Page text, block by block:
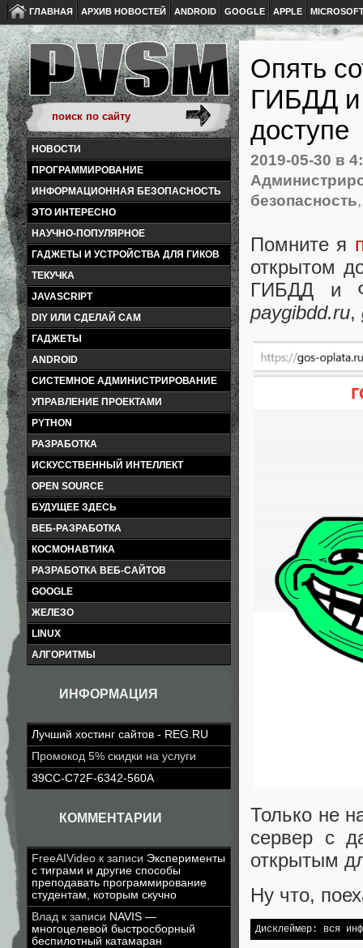
ГЛАВНАЯ АРХИВ НОВОСТЕЙ ANDROID GOOGLE APPLE
НОВОСТИ
ПРОГРАММИРОВАНИЕ
ИНФОРМАЦИОННАЯ БЕЗОПАСНОСТЬ
ЭТО ИНТЕРЕСНО
НАУЧНО-ПОПУЛЯРНОЕ
ГАДЖЕТЫ И УСТРОЙСТВА ДЛЯ ГИКОВ
ТЕКУЧКА
JAVASCRIPT
DIY ИЛИ СДЕЛАЙ САМ
ГАДЖЕТЫ
ANDROID
СИСТЕМНОЕ АДМИНИСТРИРОВАНИЕ
УПРАВЛЕНИЕ ПРОЕКТАМИ
PYTHON
РАЗРАБОТКА
ИСКУССТВЕННЫЙ ИНТЕЛЛЕКТ
OPEN SOURCE
БУДУЩЕЕ ЗДЕСЬ
ВЕБ-РАЗРАБОТКА
КОСМОНАВТИКА
РАЗРАБОТКА ВЕБ-САЙТОВ
GOOGLE
ЖЕЛЕЗО
LINUX
АЛГОРИТМЫ
ИНФОРМАЦИЯ
Лучший хостинг сайтов - REG.RU
Промокод 5% скидки на услуги
39CC-C72F-6342-560A
КОММЕНТАРИИ
FreeAIVideo к записи Эксперименты
с тиграми и другие способы
преподавать программирование
студентам, которым скучно
Влад к записи NAVIS —
многоцелевой быстросборный
беспилотный катамаран
Опять
ГИБДД и
доступе
2019-05-30 в
безопасность
Помните я
открытом
ГИБДД и
paygibdd.ru,
Только не
сервер с
открытым
Ну что,
Дисклеймер: вся